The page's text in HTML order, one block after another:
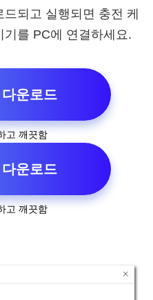
되고 실행되면 충전 케
를 PC에 연결하세요.
운로드
고 깨끗함
운로드
고 깨끗함